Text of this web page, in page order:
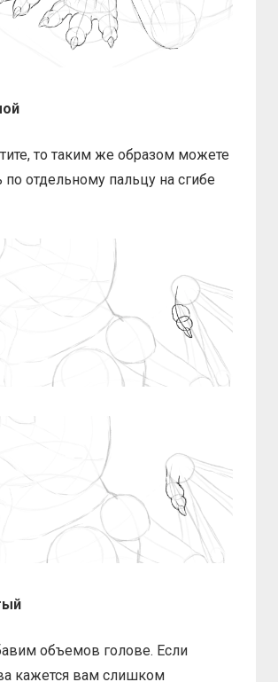
то таким же образом можете
по отдельному пальцу на сгибе
объемов голове. Если
кажется вам слишком